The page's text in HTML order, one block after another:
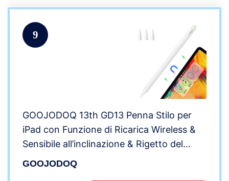
9
GOOJODOQ 13th GD13 Penna Stilo per
iPad con Funzione di Ricarica Wireless &
Sensibile all’inclinazione & Rigetto del
Palmo,per iPad Pro 12.9(3/4/5/6),iPad Pro
GOOJODOQ